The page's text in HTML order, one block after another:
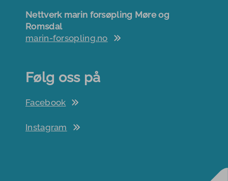
Nettverk marin forsøpling Møre og
Romsdal
marin-forsopling.no
Følg oss på
Facebook
Instagram